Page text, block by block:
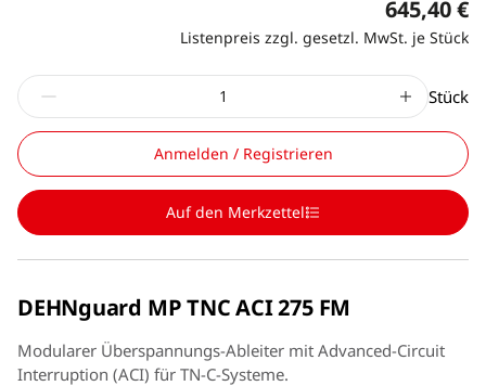
645,40 €
Listenpreis zzgl. gesetzl. MwSt. je Stück
Stück
Anmelden / Registrieren
Auf den Merkzettel
DEHNguard MP TNC ACI 275 FM
Modularer Überspannungs-Ableiter mit Advanced-Circuit
Interruption (ACI) für TN-C-Systeme.